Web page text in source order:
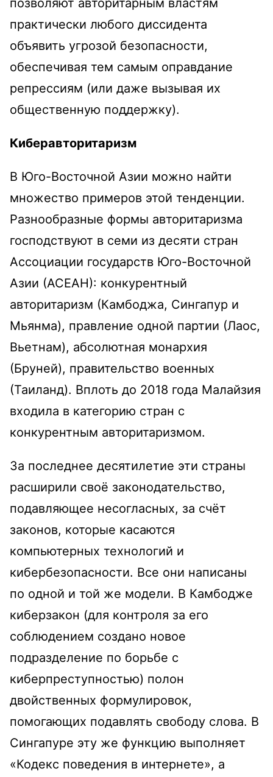
позволяют авторитарным властям
практически любого диссидента
объявить угрозой безопасности,
обеспечивая тем самым оправдание
репрессиям (или даже вызывая их
общественную поддержку).
Киберавторитаризм
В Юго-Восточной Азии можно найти
множество примеров этой тенденции.
Разнообразные формы авторитаризма
господствуют в семи из десяти стран
Ассоциации государств Юго-Восточной
Азии (АСЕАН): конкурентный
авторитаризм (Камбоджа, Сингапур и
Мьянма), правление одной партии (Лаос,
Вьетнам), абсолютная монархия
(Бруней), правительство военных
(Таиланд). Вплоть до 2018 года Малайзия
входила в категорию стран с
конкурентным авторитаризмом.
За последнее десятилетие эти страны
расширили своё законодательство,
подавляющее несогласных, за счёт
законов, которые касаются
компьютерных технологий и
кибербезопасности. Все они написаны
по одной и той же модели. В Камбодже
киберзакон (для контроля за его
соблюдением создано новое
подразделение по борьбе с
киберпреступностью) полон
двойственных формулировок,
помогающих подавлять свободу слова. В
Сингапуре эту же функцию выполняет
«Кодекс поведения в интернете», а